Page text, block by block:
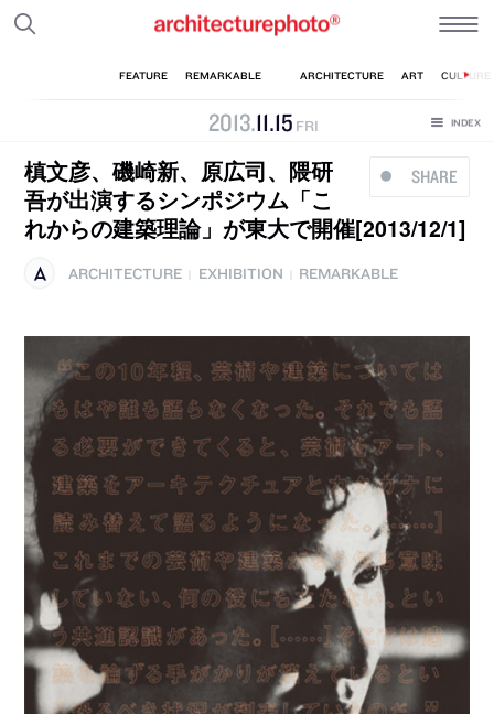
2013.11.15 FRI
SHARE
槙文彦、磯崎新、原広司、隈研
吾が出演するシンポジウム「こ
れからの建築理論」が東大で開催[2013/12/1]
ARCHITECTURE EXHIBITION REMARKABLE